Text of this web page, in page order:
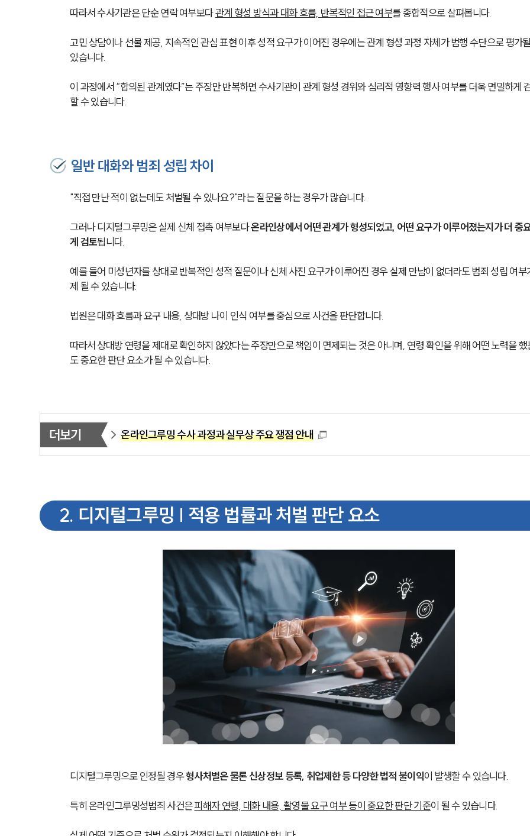
따라서 수사기관은 단순 연락 여부보다 관계 형성 방식과 대화 흐름, 반복적인 접근 여부를 종합적으로 살펴봅니다.
고민 상담이나 선물 제공, 지속적인 관심 표현 이후 성적 요구가 이어진 경우에는 관계 형성 과정 자체가 범행 수단으로 평가
있습니다.
이 과정에서 “합의된 관계였다”는 주장만 반복하면 수사기관이 관계 형성 경위와 심리적 영향력 행사 여부를 더욱 면밀하게
할 수 있습니다.
일반 대화와 범죄 성립 차이
"직접 만난 적이 없는데도 처벌될 수 있나요?"라는 질문을 하는 경우가 많습니다.
그러나 디지털그루밍은 실제 신체 접촉 여부보다 온라인상에서 어떤 관계가 형성되었고, 어떤 요구가 이루어졌는지가 더 중
게 검토됩니다.
예를 들어 미성년자를 상대로 반복적인 성적 질문이나 신체 사진 요구가 이루어진 경우 실제 만남이 없더라도 범죄 성립 여부
제 될 수 있습니다.
법원은 대화 흐름과 요구 내용, 상대방 나이 인식 여부를 중심으로 사건을 판단합니다.
따라서 상대방 연령을 제대로 확인하지 않았다는 주장만으로 책임이 면제되는 것은 아니며, 연령 확인을 위해 어떤 노력을 했
도 중요한 판단 요소가 될 수 있습니다.
더보기 온라인그루밍 수사 과정과 실무상 주요 쟁점 안내
2. 디지털그루밍 | 적용 법률과 처벌 판단 요소
디지털그루밍으로 인정될 경우 형사처벌은 물론 신상정보 등록, 취업제한 등 다양한 법적 불이익이 발생할 수 있습니다.
특히 온라인그루밍성범죄 사건은 피해자 연령, 대화 내용, 촬영물 요구 여부 등이 중요한 판단 기준이 될 수 있습니다.